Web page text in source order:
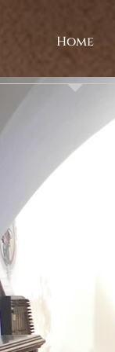
Home